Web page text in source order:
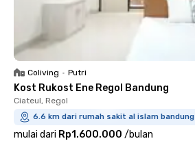
Coliving • Putri
Kost Rukost Ene Regol Bandung
Ciateul, Regol
6.6 km dari rumah sakit al islam bandung
mulai dari Rp1.600.000 /bulan